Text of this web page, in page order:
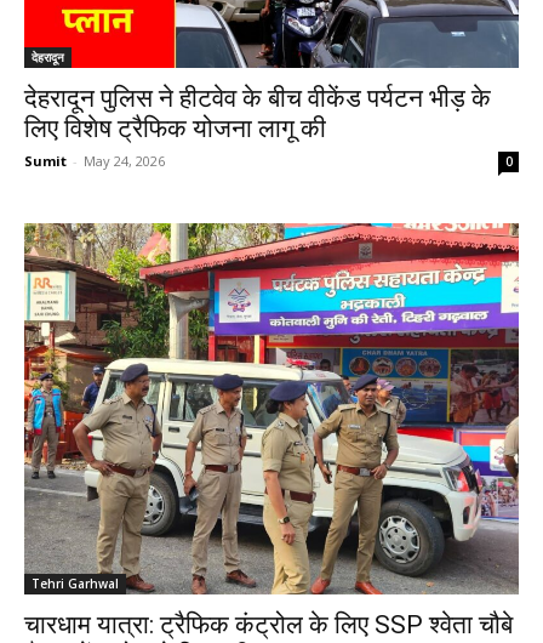
देहरादून
देहरादून पुलिस ने हीटवेव के बीच वीकेंड पर्यटन भीड़ के
लिए विशेष ट्रैफिक योजना लागू की
Sumit - May 24, 2026 0
Tehri Garhwal
चारधाम यात्रा: ट्रैफिक कंट्रोल के लिए SSP श्वेता चौबे